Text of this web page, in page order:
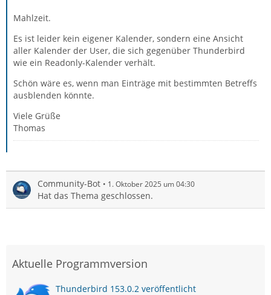
Mahlzeit.
Es ist leider kein eigener Kalender, sondern eine Ansicht
aller Kalender der User, die sich gegenüber Thunderbird
wie ein Readonly-Kalender verhält.
Schön wäre es, wenn man Einträge mit bestimmten Betreffs
ausblenden könnte.
Viele Grüße
Thomas
Community-Bot 1. Oktober 2025 um 04:30
Hat das Thema geschlossen.
Aktuelle Programmversion
Thunderbird 153.0.2 veröffentlicht